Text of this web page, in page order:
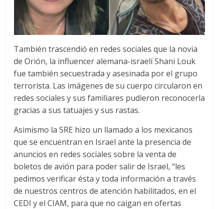
También trascendió en redes sociales que la novia
de Orión, la influencer alemana-israelí Shani Louk
fue también secuestrada y asesinada por el grupo
terrorista. Las imágenes de su cuerpo circularon en
redes sociales y sus familiares pudieron reconocerla
gracias a sus tatuajes y sus rastas.
Asimismo la SRE hizo un llamado a los mexicanos
que se encuentran en Israel ante la presencia de
anuncios en redes sociales sobre la venta de
boletos de avión para poder salir de Israel, “les
pedimos verificar ésta y toda información a través
de nuestros centros de atención habilitados, en el
CEDI y el CIAM, para que no caigan en ofertas